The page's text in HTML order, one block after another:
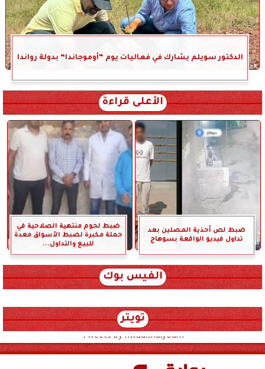
الدكتور سويلم يشارك في فعاليات يوم “أوموجاندا” بدولة رواندا
الأعلى قراءة
ضبط لص أحذية المصلين بعد
تداول فيديو الواقعة بسوهاج
ضبط لحوم منتهية الصلاحية في
حملة مكبرة لضبط الأسواق معدة
للبيع والتداول...
الفيس بوك
تويتر
Tweets by hwadithalyoum